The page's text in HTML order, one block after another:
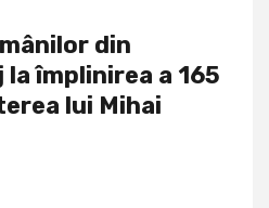
din
împlinirea a 165
lui Mihai